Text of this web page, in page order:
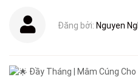
Đăng bởi: Nguyen
Đầy Tháng | Mâm Cúng